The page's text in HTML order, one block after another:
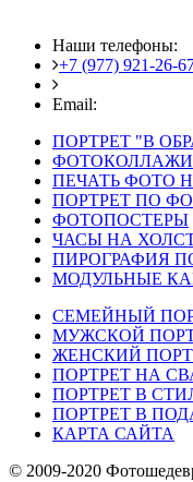
Наши телефоны:
+7 (977) 921-26-
Email:
ПОРТРЕТ "В
ФОТОКОЛЛАЖИ
ПЕЧАТЬ ФОТО
ПОРТРЕТ ПО
ФОТОПОСТЕРЫ
ЧАСЫ НА
ПИРОГРАФИЯ
МОДУЛЬНЫЕ
СЕМЕЙНЫЙ
МУЖСКОЙ
ЖЕНСКИЙ
ПОРТРЕТ НА
ПОРТРЕТ В
ПОРТРЕТ В
КАРТА САЙТА
© 2009-2020